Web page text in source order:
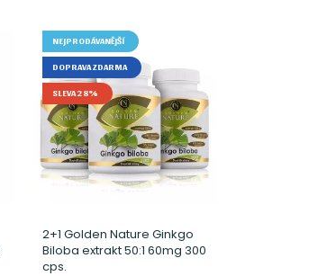
NEJPRODÁVANĚJŠÍ
DOPRAVA ZDARMA
SLEVA 28%
2+1 Golden Nature Ginkgo
Biloba extrakt 50:1 60mg 300
cps.